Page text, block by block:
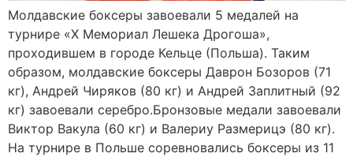
Молдавские боксеры завоевали 5 медалей на
турнире «X Мемориал Лешека Дрогоша»,
проходившем в городе Кельце (Польша). Таким
образом, молдавские боксеры Даврон Бозоров (71
кг), Андрей Чиряков (80 кг) и Андрей Заплитный (92
кг) завоевали серебро.Бронзовые медали завоевали
Виктор Вакула (60 кг) и Валериу Размерицэ (80 кг).
На турнире в Польше соревновались боксеры из 11